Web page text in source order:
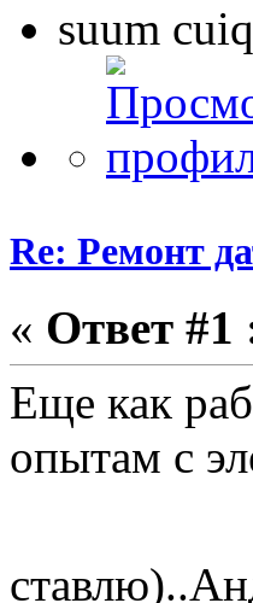
suum
Re: Ремонт
« Ответ #1
Еще как
опытам с